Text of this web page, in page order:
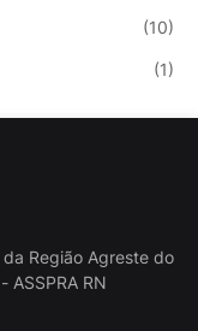
(10)
(1)
Região Agreste do
ASSPRA RN